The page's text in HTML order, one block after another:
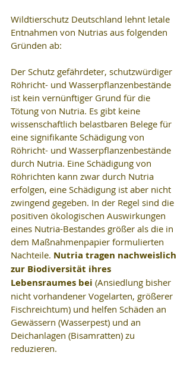
Wildtierschutz Deutschland lehnt letale
Entnahmen von Nutrias aus folgenden
Gründen ab:
Der Schutz gefährdeter, schutzwürdiger
Röhricht- und Wasserpflanzenbestände
ist kein vernünftiger Grund für die
Tötung von Nutria. Es gibt keine
wissenschaftlich belastbaren Belege für
eine signifikante Schädigung von
Röhricht- und Wasserpflanzenbestände
durch Nutria. Eine Schädigung von
Röhrichten kann zwar durch Nutria
erfolgen, eine Schädigung ist aber nicht
zwingend gegeben. In der Regel sind die
positiven ökologischen Auswirkungen
eines Nutria-Bestandes größer als die in
dem Maßnahmenpapier formulierten
Nachteile. Nutria tragen nachweislich
zur Biodiversität ihres
Lebensraumes bei (Ansiedlung bisher
nicht vorhandener Vogelarten, größerer
Fischreichtum) und helfen Schäden an
Gewässern (Wasserpest) und an
Deichanlagen (Bisamratten) zu
reduzieren.